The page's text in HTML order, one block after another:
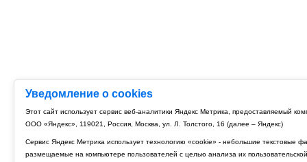
Уведомление о cookies
Этот сайт использует сервис веб-аналитики Яндекс Метрика, предоставляемый
ООО «Яндекс», 119021, Россия, Москва, ул. Л. Толстого, 16 (далее – Яндекс)
Сервис Яндекс Метрика использует технологию «cookie» - небольшие текстовые
размещаемые на компьютере пользователей с целью анализа их пользовательской